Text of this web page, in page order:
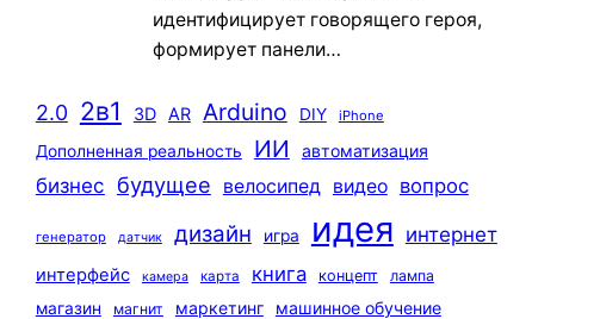
идентифицирует говорящего героя,
формирует панели…
2.0 2в1 3D AR Arduino DIY iPhone
Дополненная реальность ИИ автоматизация
бизнес будущее велосипед видео вопрос
генератор датчик дизайн игра идея интернет
интерфейс камера карта книга концепт лампа
магазин магнит маркетинг машинное обучение